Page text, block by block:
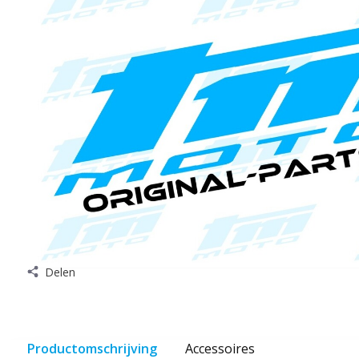
Delen
Productomschrijving Accessoires